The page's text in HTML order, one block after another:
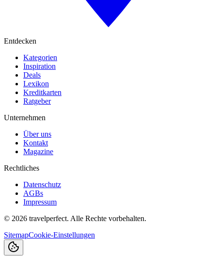
Entdecken
Kategorien
Inspiration
Deals
Lexikon
Kreditkarten
Ratgeber
Unternehmen
Über uns
Kontakt
Magazine
Rechtliches
Datenschutz
AGBs
Impressum
© 2026 travelperfect. Alle Rechte vorbehalten.
SitemapCookie-Einstellungen